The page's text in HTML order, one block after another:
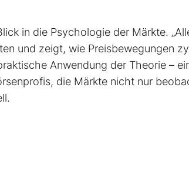
in die Psychologie der Märkte.
und zeigt, wie Preisbewegungen
Anwendung der Theorie –
die Märkte nicht nur